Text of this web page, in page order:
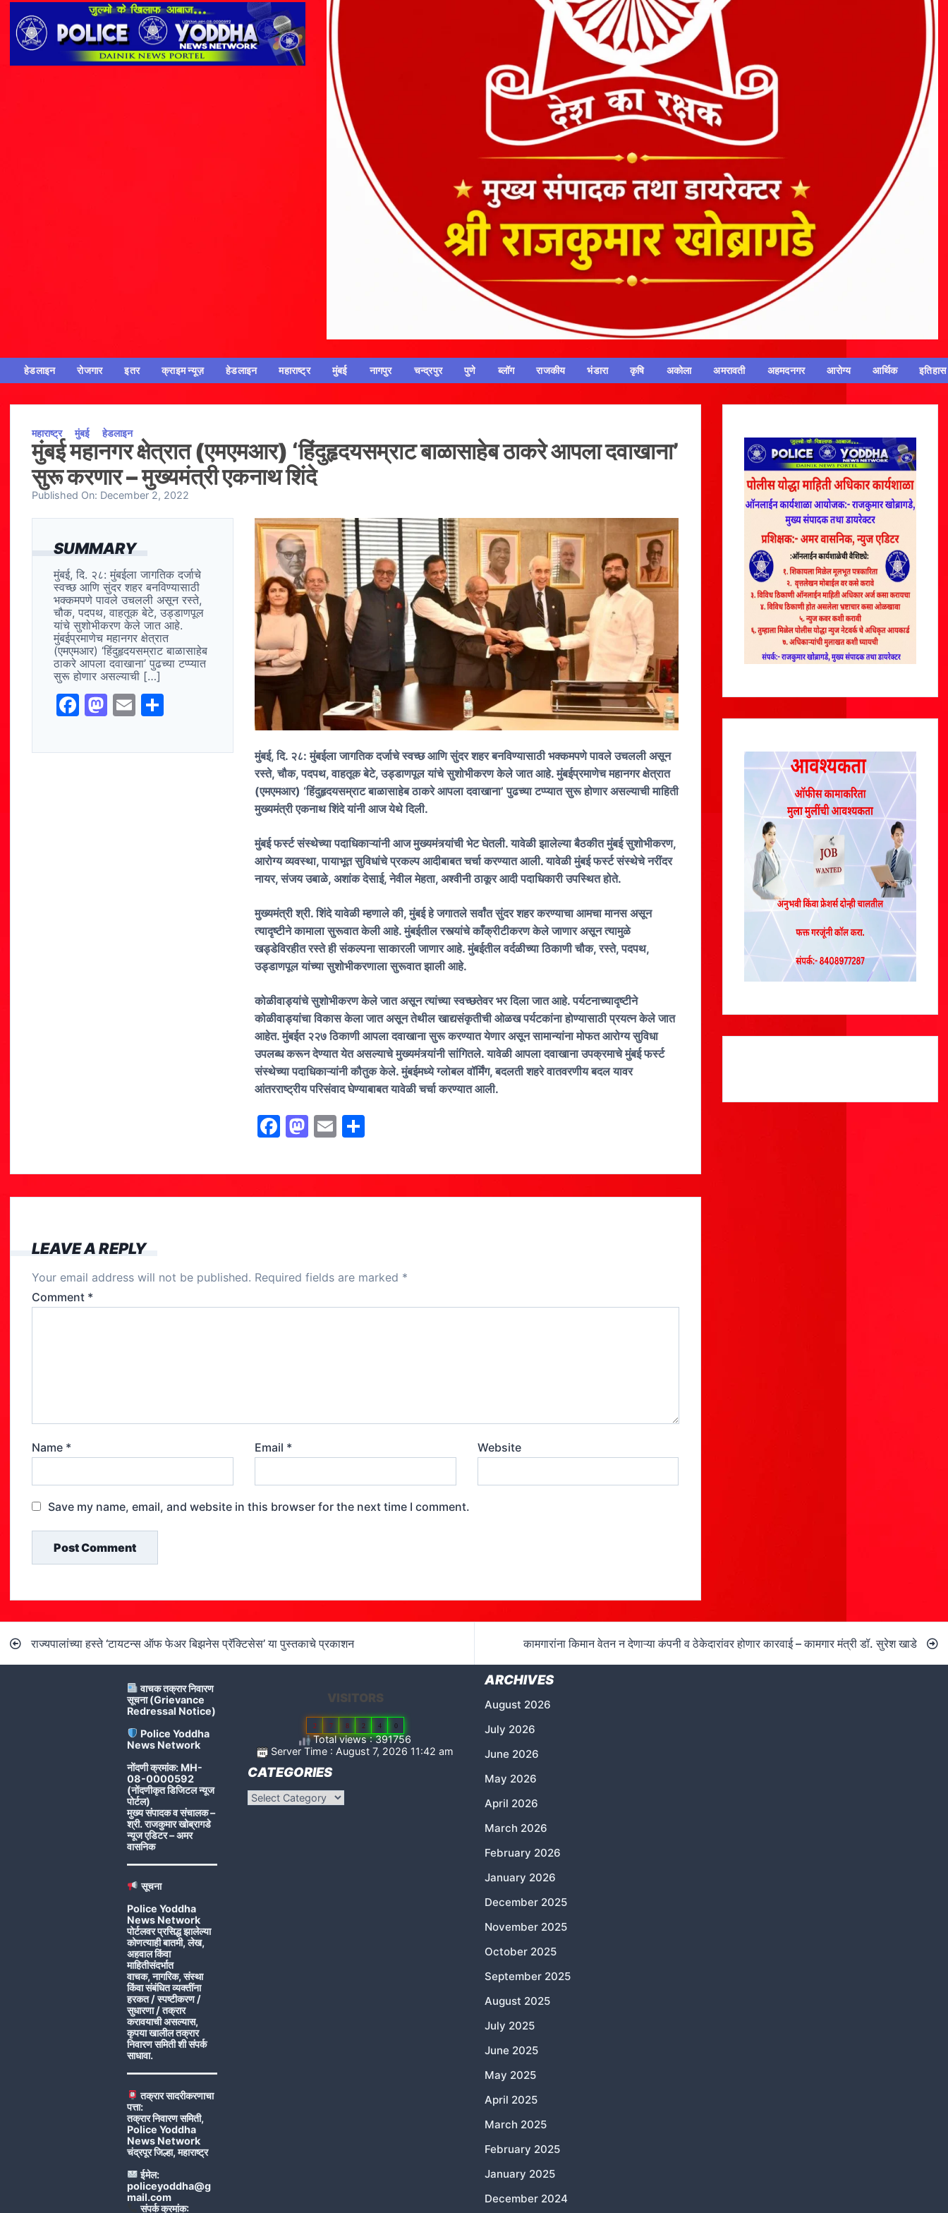
हेडलाइन रोजगार इतर क्राइम न्यूज़ हेडलाइन महाराष्ट्र मुंबई नागपुर चन्द्रपुर पुणे ब्लॉग राजकीय भंडारा कृषि अकोला अमरावती अहमदनगर आरोग्य आर्थिक इतिहास
महाराष्ट्र मुंबई हेडलाइन
मुंबई महानगर क्षेत्रात (एमएमआर) ‘हिंदुहृदयसम्राट बाळासाहेब ठाकरे आपला दवाखाना’
सुरू करणार – मुख्यमंत्री एकनाथ शिंदे
Published On: December 2, 2022
SUMMARY
मुंबई, दि. २८: मुंबईला जागतिक दर्जाचे
स्वच्छ आणि सुंदर शहर बनविण्यासाठी
भक्कमपणे पावले उचलली असून रस्ते,
चौक, पदपथ, वाहतूक बेटे, उड्डाणपूल
यांचे सुशोभीकरण केले जात आहे.
मुंबईप्रमाणेच महानगर क्षेत्रात
(एमएमआर) ‘हिंदुहृदयसम्राट बाळासाहेब
ठाकरे आपला दवाखाना’ पुढच्या टप्प्यात
सुरू होणार असल्याची […]
F
c
M
st
E
ai ar
मुंबई, दि. २८: मुंबईला जागतिक दर्जाचे स्वच्छ आणि सुंदर शहर बनविण्यासाठी भक्कमपणे पावले उचलली असून
रस्ते, चौक, पदपथ, वाहतूक बेटे, उड्डाणपूल यांचे सुशोभीकरण केले जात आहे. मुंबईप्रमाणेच महानगर क्षेत्रात
(एमएमआर) ‘हिंदुहृदयसम्राट बाळासाहेब ठाकरे आपला दवाखाना’ पुढच्या टप्प्यात सुरू होणार असल्याची माहिती
मुख्यमंत्री एकनाथ शिंदे यांनी आज येथे दिली.
मुंबई फर्स्ट संस्थेच्या पदाधिकाऱ्यांनी आज मुख्यमंत्र्यांची भेट घेतली. यावेळी झालेल्या बैठकीत मुंबई सुशोभीकरण,
आरोग्य व्यवस्था, पायाभूत सुविधांचे प्रकल्प आदीबाबत चर्चा करण्यात आली. यावेळी मुंबई फर्स्ट संस्थेचे नरींदर
नायर, संजय उबाळे, अशांक देसाई, नेवील मेहता, अश्वीनी ठाकूर आदी पदाधिकारी उपस्थित होते.
मुख्यमंत्री श्री. शिंदे यावेळी म्हणाले की, मुंबई हे जगातले सर्वांत सुंदर शहर करण्याचा आमचा मानस असून
त्यादृष्टीने कामाला सुरूवात केली आहे. मुंबईतील रस्त्यांचे काँक्रीटीकरण केले जाणार असून त्यामुळे
खड्डेविरहीत रस्ते ही संकल्पना साकारली जाणार आहे. मुंबईतील वर्दळीच्या ठिकाणी चौक, रस्ते, पदपथ,
उड्डाणपूल यांच्या सुशोभीकरणाला सुरूवात झाली आहे.
कोळीवाड्यांचे सुशोभीकरण केले जात असून त्यांच्या स्वच्छतेवर भर दिला जात आहे. पर्यटनाच्यादृष्टीने
कोळीवाड्यांचा विकास केला जात असून तेथील खाद्यसंकृतीची ओळख पर्यटकांना होण्यासाठी प्रयत्न केले जात
आहेत. मुंबईत २२७ ठिकाणी आपला दवाखाना सुरू करण्यात येणार असून सामान्यांना मोफत आरोग्य सुविधा
उपलब्ध करून देण्यात येत असल्याचे मुख्यमंत्र्यांनी सांगितले. यावेळी आपला दवाखाना उपक्रमाचे मुंबई फर्स्ट
संस्थेच्या पदाधिकाऱ्यांनी कौतुक केले. मुंबईमध्ये ग्लोबल वॉर्मिंग, बदलती शहरे वातवरणीय बदल यावर
आंतरराष्ट्रीय परिसंवाद घेण्याबाबत यावेळी चर्चा करण्यात आली.
F
c
e
k
M
st
o
E
ai
l
S
ar
e
LEAVE A REPLY
Your email address will not be published. Required fields are marked *
Comment *
Name * Email * Website
Save my name, email, and website in this browser for the next time I comment.
navigation
राज्यपालांच्या हस्ते ‘टायटन्स ऑफ फेअर बिझनेस प्रॅक्टिसेस’ या पुस्तकाचे प्रकाशन कामगारांना किमान वेतन न देणाऱ्या कंपनी व ठेकेदारांवर होणार कारवाई – कामगार मंत्री डॉ. सुरेश खाडे
वाचक तक्रार निवारण
सूचना (Grievance
Redressal Notice)
Police Yoddha
News Network
नोंदणी क्रमांक: MH-
08-0000592
(नोंदणीकृत डिजिटल न्यूज
पोर्टल)
मुख्य संपादक व संचालक –
श्री. राजकुमार खोब्रागडे
न्यूज एडिटर – अमर
वासनिक
सूचना
Police Yoddha
News Network
पोर्टलवर प्रसिद्ध झालेल्या
कोणत्याही बातमी, लेख,
अहवाल किंवा
माहितीसंदर्भात
वाचक, नागरिक, संस्था
किंवा संबंधित व्यक्तींना
हरकत / स्पष्टीकरण /
सुधारणा / तक्रार
करावयाची असल्यास,
कृपया खालील तक्रार
निवारण समिती शी संपर्क
साधावा.
तक्रार सादरीकरणाचा
पत्ता:
तक्रार निवारण समिती,
Police Yoddha
News Network
चंद्रपूर जिल्हा, महाराष्ट्र
ईमेल:
policeyoddha@g
mail.com
संपर्क क्रमांक:
VISITORS
2 7 8 2 4 0
Total views : 391756
Server Time : August 7, 2026 11:42 am
CATEGORIES
Categories
ARCHIVES
August 2026
July 2026
June 2026
May 2026
April 2026
March 2026
February 2026
January 2026
December 2025
November 2025
October 2025
September 2025
August 2025
July 2025
June 2025
May 2025
April 2025
March 2025
February 2025
January 2025
December 2024